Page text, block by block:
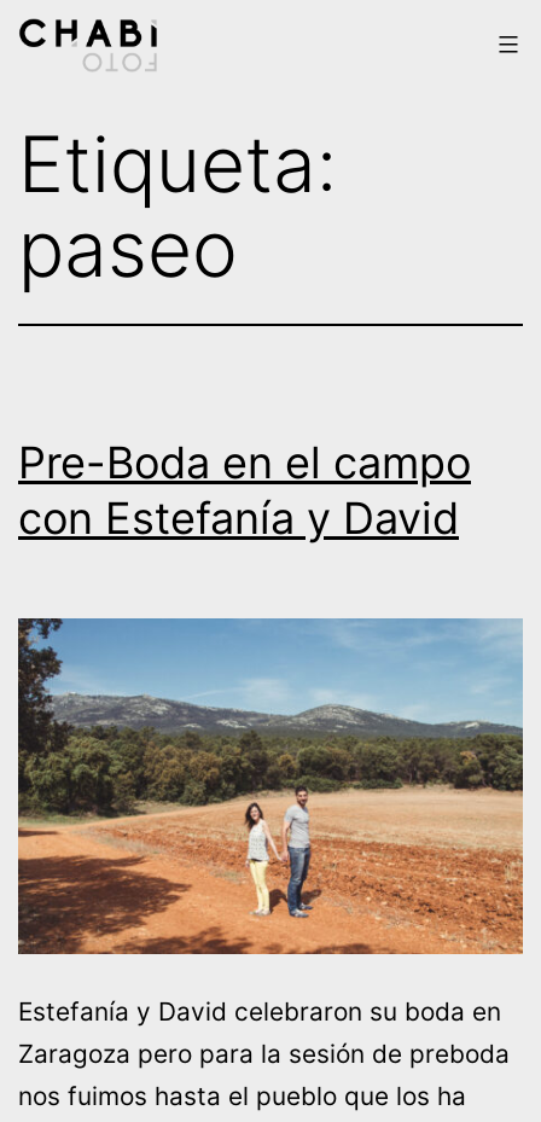
Saltar
Foto
Etiqueta:
paseo
Pre-Boda en el campo
con Estefanía y David
Estefanía y David celebraron su boda en
Zaragoza pero para la sesión de preboda
nos fuimos hasta el pueblo que los ha